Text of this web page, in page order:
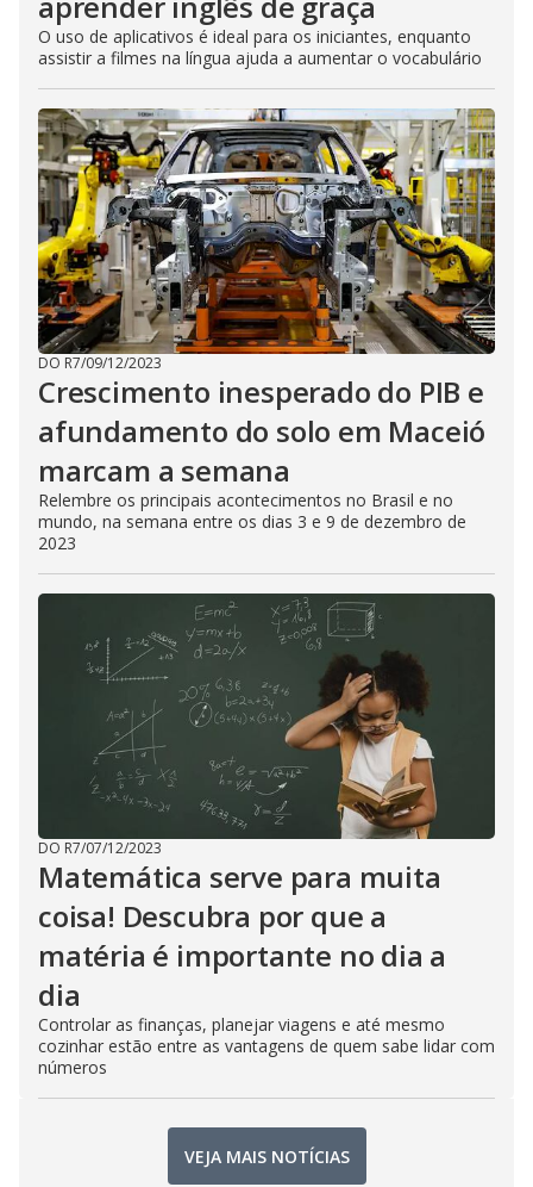
O uso de aplicativos é ideal para os iniciantes, enquanto
assistir a filmes na língua ajuda a aumentar o vocabulário
DO R7/09/12/2023
Crescimento inesperado do PIB e
afundamento do solo em Maceió
marcam a semana
Relembre os principais acontecimentos no Brasil e no
mundo, na semana entre os dias 3 e 9 de dezembro de
2023
DO R7/07/12/2023
Matemática serve para muita
coisa! Descubra por que a
matéria é importante no dia a
dia
Controlar as finanças, planejar viagens e até mesmo
cozinhar estão entre as vantagens de quem sabe lidar com
números
VEJA MAIS NOTÍCIAS